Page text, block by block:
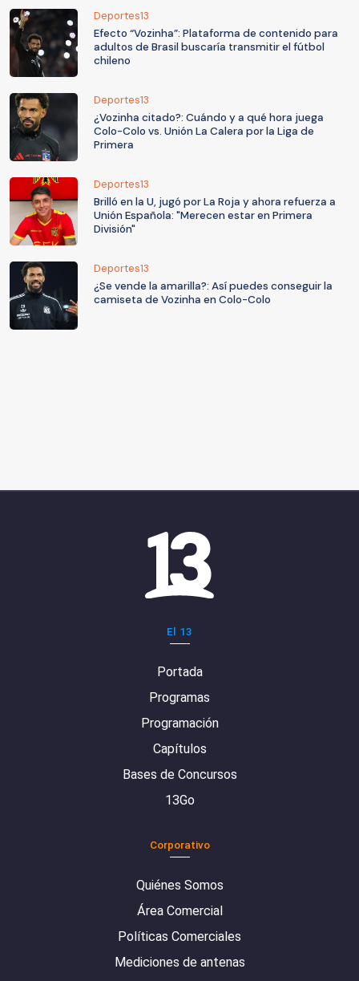
Deportes13
Efecto “Vozinha”: Plataforma de contenido para
adultos de Brasil buscaría transmitir el fútbol
chileno
Deportes13
¿Vozinha citado?: Cuándo y a qué hora juega
Colo-Colo vs. Unión La Calera por la Liga de
Primera
Deportes13
Brilló en la U, jugó por La Roja y ahora refuerza a
Unión Española: "Merecen estar en Primera
División"
Deportes13
¿Se vende la amarilla?: Así puedes conseguir la
camiseta de Vozinha en Colo-Colo
El 13
Portada
Programas
Programación
Capítulos
Bases de Concursos
13Go
Corporativo
Quiénes Somos
Área Comercial
Políticas Comerciales
Mediciones de antenas